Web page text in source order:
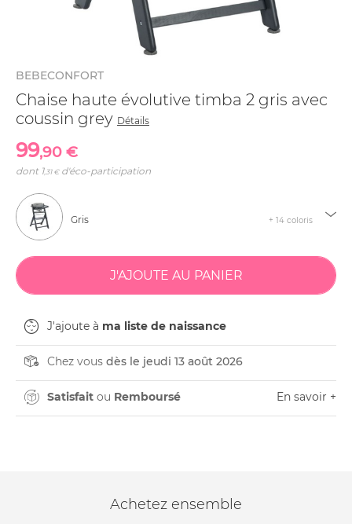
BEBECONFORT
Chaise haute évolutive timba 2 gris avec
coussin grey Détails
99,90 €
dont 1,31 €d'éco-participation
Gris + 14 coloris
J'ajoute à ma liste de naissance
Chez vous dès le jeudi 13 août 2026
Satisfait ou Remboursé En savoir +
Achetez ensemble